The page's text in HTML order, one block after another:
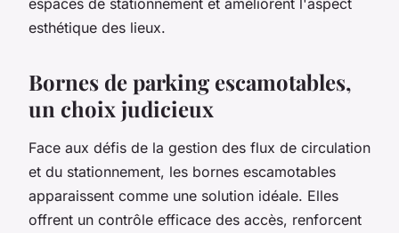
esthétique des lieux.
Bornes de parking escamotables,
un choix judicieux
Face aux défis de la gestion des flux de circulation
et du stationnement, les bornes escamotables
apparaissent comme une solution idéale. Elles
offrent un contrôle efficace des accès, renforcent